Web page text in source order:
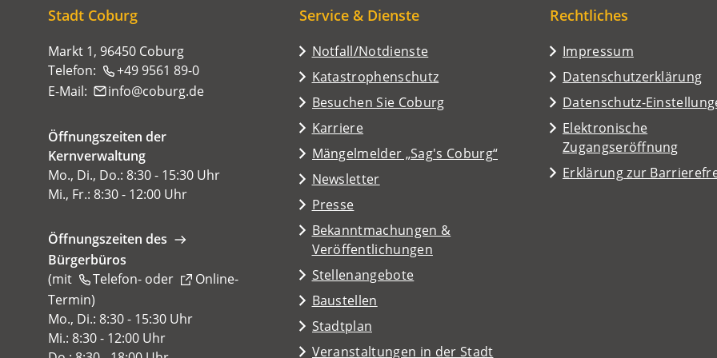
hier:
Stadt Coburg
Markt 1, 96450 Coburg
Telefon:
+49 9561 89-0
E-Mail:
info coburg de
Öffnungszeiten der
Kernverwaltung
Mo., Di., Do.: 8:30 - 15:30 Uhr
Mi., Fr.: 8:30 - 12:00 Uhr
Öffnungszeiten des
Bürgerbüros
(mit
Telefon- oder
Online-
Termin
(Öffnet
in
einem
)
Mo., Di.: 8:30 - 15:30 Uhr
Mi.: 8:30 - 12:00 Uhr
Service & Dienste
Notfall/Notdienste
Katastrophenschutz
Besuchen Sie Coburg
(Öffnet
in
neuen
Tab)
Karriere
Mängelmelder „Sag's Coburg“
(Öffnet
in
neuen
Tab)
Newsletter
Presse
Bekanntmachungen &
Veröffentlichungen
Stellenangebote
Baustellen
Stadtplan
(Öffnet
in Veranstaltungen in der Stadt
Rechtliches
Impressum
Datenschutzerklärung
Datenschutz-
Elektronische
Zugangseröffnung
Erklärung zur